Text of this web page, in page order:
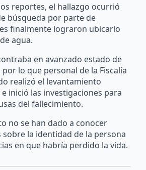
reportes, el hallazgo ocurrió
búsqueda por parte de
finalmente lograron ubicarlo
agua.
en avanzado estado de
lo que personal de la Fiscalía
realizó el levantamiento
inició las investigaciones para
del fallecimiento.
no se han dado a conocer
sobre la identidad de la persona
en que habría perdido la vida.